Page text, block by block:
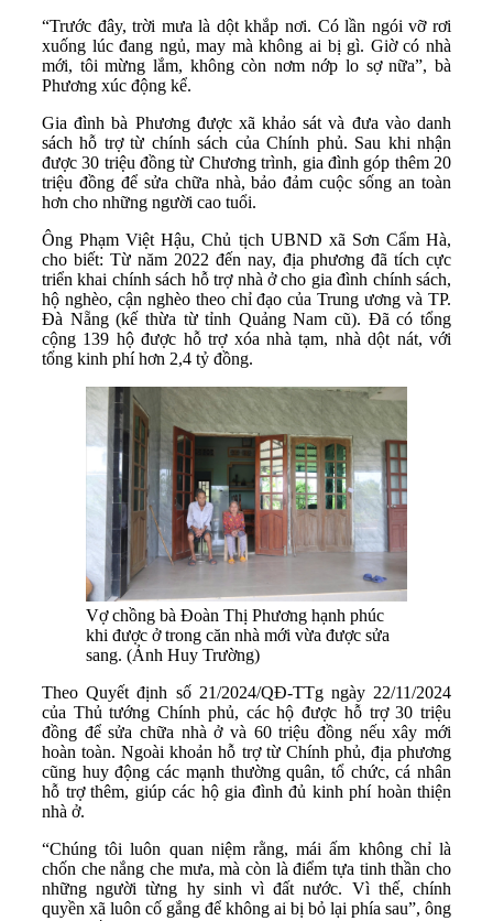
“Trước đây, trời mưa là dột khắp nơi. Có lần ngói vỡ rơi
xuống lúc đang ngủ, may mà không ai bị gì. Giờ có nhà
mới, tôi mừng lắm, không còn nơm nớp lo sợ nữa”, bà
Phương xúc động kể.
Gia đình bà Phương được xã khảo sát và đưa vào danh
sách hỗ trợ từ chính sách của Chính phủ. Sau khi nhận
được 30 triệu đồng từ Chương trình, gia đình góp thêm 20
triệu đồng để sửa chữa nhà, bảo đảm cuộc sống an toàn
hơn cho những người cao tuổi.
Ông Phạm Việt Hậu, Chủ tịch UBND xã Sơn Cẩm Hà,
cho biết: Từ năm 2022 đến nay, địa phương đã tích cực
triển khai chính sách hỗ trợ nhà ở cho gia đình chính sách,
hộ nghèo, cận nghèo theo chỉ đạo của Trung ương và TP.
Đà Nẵng (kế thừa từ tỉnh Quảng Nam cũ). Đã có tổng
cộng 139 hộ được hỗ trợ xóa nhà tạm, nhà dột nát, với
tổng kinh phí hơn 2,4 tỷ đồng.
Vợ chồng bà Đoàn Thị Phương hạnh phúc
khi được ở trong căn nhà mới vừa được sửa
sang. (Ảnh Huy Trường)
Theo Quyết định số 21/2024/QĐ-TTg ngày 22/11/2024
của Thủ tướng Chính phủ, các hộ được hỗ trợ 30 triệu
đồng để sửa chữa nhà ở và 60 triệu đồng nếu xây mới
hoàn toàn. Ngoài khoản hỗ trợ từ Chính phủ, địa phương
cũng huy động các mạnh thường quân, tổ chức, cá nhân
hỗ trợ thêm, giúp các hộ gia đình đủ kinh phí hoàn thiện
nhà ở.
“Chúng tôi luôn quan niệm rằng, mái ấm không chỉ là
chốn che nắng che mưa, mà còn là điểm tựa tinh thần cho
những người từng hy sinh vì đất nước. Vì thế, chính
quyền xã luôn cố gắng để không ai bị bỏ lại phía sau”, ông